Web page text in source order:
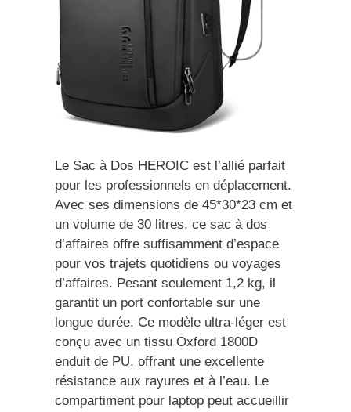
Le Sac à Dos HEROIC est l’allié parfait
pour les professionnels en déplacement.
Avec ses dimensions de 45*30*23 cm et
un volume de 30 litres, ce sac à dos
d’affaires offre suffisamment d’espace
pour vos trajets quotidiens ou voyages
d’affaires. Pesant seulement 1,2 kg, il
garantit un port confortable sur une
longue durée. Ce modèle ultra-léger est
conçu avec un tissu Oxford 1800D
enduit de PU, offrant une excellente
résistance aux rayures et à l’eau. Le
compartiment pour laptop peut accueillir